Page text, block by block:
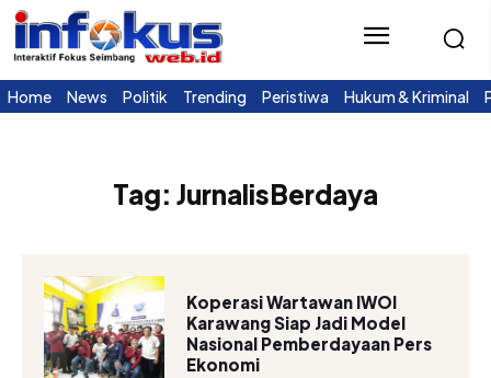
Home News Politik Trending Peristiwa Hukum & Kriminal
Tag: JurnalisBerdaya
Koperasi Wartawan IWOI
Karawang Siap Jadi Model
Nasional Pemberdayaan Pers
Ekonomi